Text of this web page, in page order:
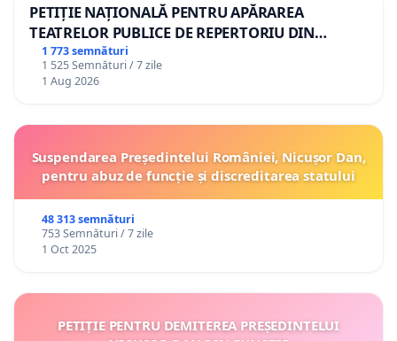
PETIȚIE NAȚIONALĂ PENTRU APĂRAREA
TEATRELOR PUBLICE DE REPERTORIU DIN
ROMÂNIA
1 773 semnături
1 525 Semnături / 7 zile
1 Aug 2026
Suspendarea Președintelui României, Nicușor Dan,
pentru abuz de funcție și discreditarea statului
48 313 semnături
753 Semnături / 7 zile
1 Oct 2025
PETIȚIE PENTRU DEMITEREA PREȘEDINTELUI